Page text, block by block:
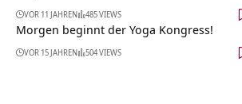
VOR 11 JAHREN 485 VIEWS
Morgen beginnt der Yoga Kongress!
VOR 15 JAHREN 504 VIEWS